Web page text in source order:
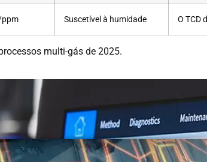
ppm Suscetível à humidade O TCD
multi-gás de 2025.